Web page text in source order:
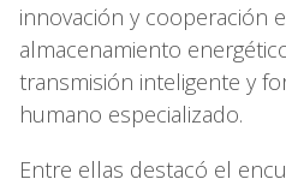
innovación y cooperación
almacenamiento
transmisión inteligente y
humano especializado.
Entre ellas destacó el